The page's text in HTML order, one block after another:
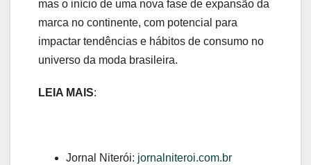
mas o início de uma nova fase de expansão da
marca no continente, com potencial para
impactar tendências e hábitos de consumo no
universo da moda brasileira.
LEIA MAIS:
Jornal Niterói: jornalniteroi.com.br